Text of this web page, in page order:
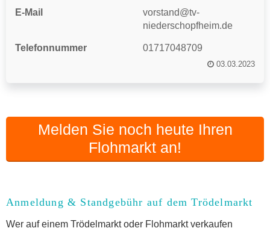
E-Mail
vorstand@tv-
niederschopfheim.de
Telefonnummer 01717048709
03.03.2023
Melden Sie noch heute Ihren
Flohmarkt an!
Anmeldung & Standgebühr auf dem Trödelmarkt
Wer auf einem Trödelmarkt oder Flohmarkt verkaufen